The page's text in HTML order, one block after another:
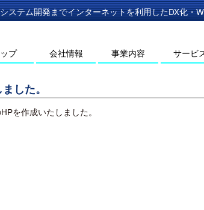
ステム開発までインターネットを利用したDX化
プ 会社情報 事業内容 サービ
した。
を作成いたしました。